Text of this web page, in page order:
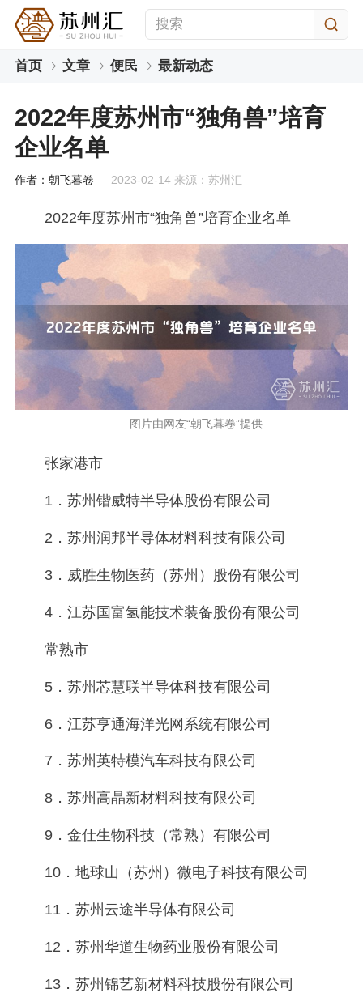
首页 文章 便民 最新动态
2022年度苏州市“独角兽”培育
企业名单
作者：朝飞暮卷 2023-02-14 来源：苏州汇
2022年度苏州市“独角兽”培育企业名单
图片由网友“朝飞暮卷”提供
张家港市
1．苏州锴威特半导体股份有限公司
2．苏州润邦半导体材料科技有限公司
3．威胜生物医药（苏州）股份有限公司
4．江苏国富氢能技术装备股份有限公司
常熟市
5．苏州芯慧联半导体科技有限公司
6．江苏亨通海洋光网系统有限公司
7．苏州英特模汽车科技有限公司
8．苏州高晶新材料科技有限公司
9．金仕生物科技（常熟）有限公司
10．地球山（苏州）微电子科技有限公司
11．苏州云途半导体有限公司
12．苏州华道生物药业股份有限公司
13．苏州锦艺新材料科技股份有限公司